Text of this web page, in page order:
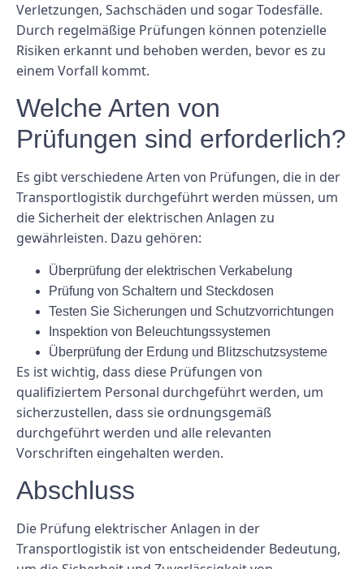
Verletzungen, Sachschäden und sogar Todesfälle.
Durch regelmäßige Prüfungen können potenzielle
Risiken erkannt und behoben werden, bevor es zu
einem Vorfall kommt.
Welche Arten von
Prüfungen sind erforderlich?
Es gibt verschiedene Arten von Prüfungen, die in der
Transportlogistik durchgeführt werden müssen, um
die Sicherheit der elektrischen Anlagen zu
gewährleisten. Dazu gehören:
Überprüfung der elektrischen Verkabelung
Prüfung von Schaltern und Steckdosen
Testen Sie Sicherungen und Schutzvorrichtungen
Inspektion von Beleuchtungssystemen
Überprüfung der Erdung und Blitzschutzsysteme
Es ist wichtig, dass diese Prüfungen von
qualifiziertem Personal durchgeführt werden, um
sicherzustellen, dass sie ordnungsgemäß
durchgeführt werden und alle relevanten
Vorschriften eingehalten werden.
Abschluss
Die Prüfung elektrischer Anlagen in der
Transportlogistik ist von entscheidender Bedeutung,